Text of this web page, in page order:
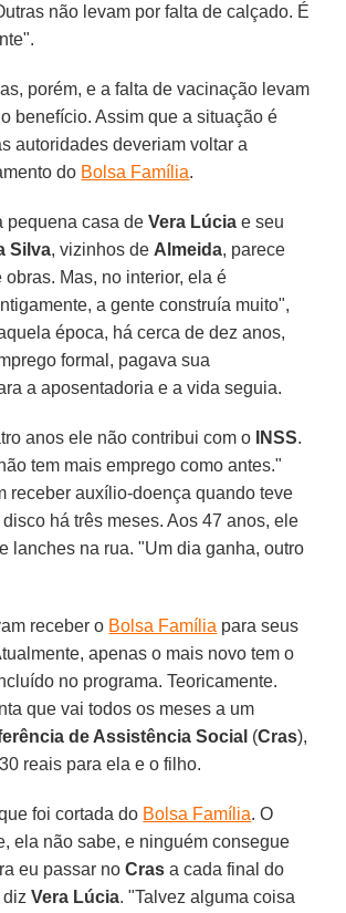
não levam por falta de calçado. É
porém, e a falta de vacinação levam
benefício. Assim que a situação é
autoridades deveriam voltar a
do Bolsa Família.
pequena casa deVera Lúcia e seu
Silva, vizinhos de Almeida, parece
obras. Mas, no interior, ela é
a gente construía muito",
época, há cerca de dez anos,
formal, pagava sua
a aposentadoria e a vida seguia.
anos ele não contribui com o INSS.
tem mais emprego como antes."
receber auxílio-doença quando teve
há três meses. Aos 47 anos, ele
lanches na rua. "Um dia ganha, outro
receber o Bolsa Família para seus
apenas o mais novo tem o
no programa. Teoricamente.
que vai todos os meses a um
de Assistência Social (Cras),
reais para ela e o filho.
foi cortada do Bolsa Família. O
ela não sabe, e ninguém consegue
eu passar noCras a cada final do
dizVera Lúcia. "Talvez alguma coisa